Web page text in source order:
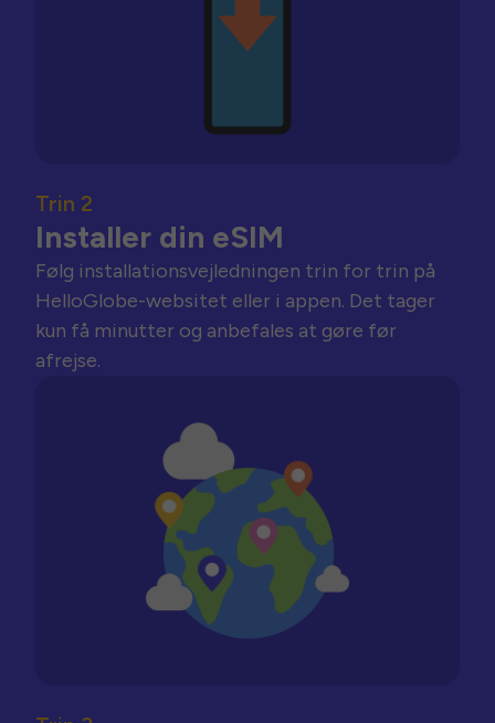
Trin 2
Installer din eSIM
Følg installationsvejledningen trin for trin på
HelloGlobe-websitet eller i appen. Det tager
kun få minutter og anbefales at gøre før
afrejse.